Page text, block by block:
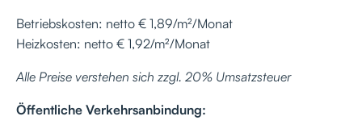
Betriebskosten: netto € 1,89/m²/Monat
Heizkosten: netto € 1,92/m²/Monat
Alle Preise verstehen sich zzgl. 20% Umsatzsteuer
Öffentliche Verkehrsanbindung: